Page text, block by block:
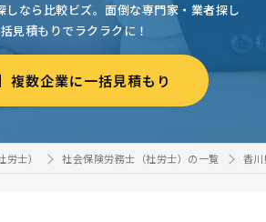
なら比較ビズ。 面倒な専門家・業者探し
見積もりでラクラクに！
複数企業に一括見積もり
士） 社会保険労務士（社労士）の一覧 香